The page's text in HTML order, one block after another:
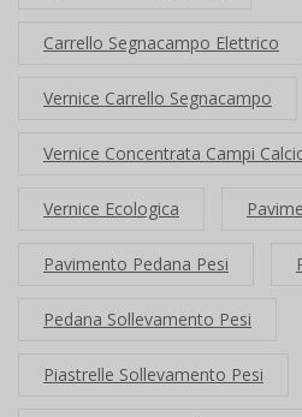
Carrello Segnacampo Elettrico
Vernice Carrello Segnacampo
Vernice Concentrata Campi
Vernice Ecologica
Pavimento Pedana Pesi
Pedana Sollevamento Pesi
Piastrelle Sollevamento Pesi